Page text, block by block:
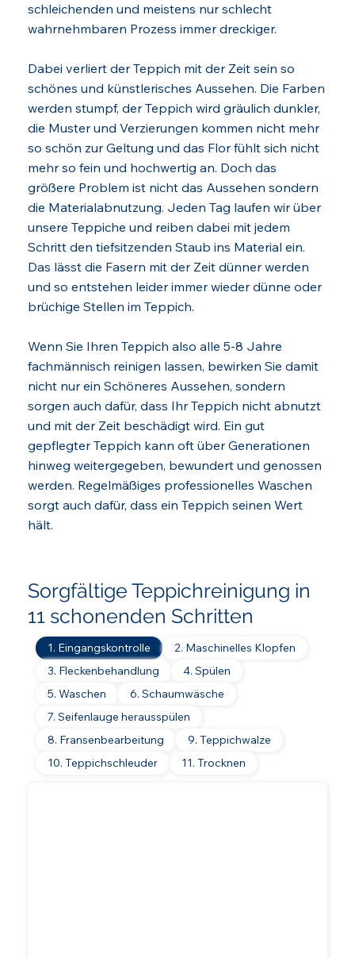
schleichenden und meistens nur schlecht
wahrnehmbaren Prozess immer dreckiger.
Dabei verliert der Teppich mit der Zeit sein so
schönes und künstlerisches Aussehen. Die Farben
werden stumpf, der Teppich wird gräulich dunkler,
die Muster und Verzierungen kommen nicht mehr
so schön zur Geltung und das Flor fühlt sich nicht
mehr so fein und hochwertig an. Doch das
größere Problem ist nicht das Aussehen sondern
die Materialabnutzung. Jeden Tag laufen wir über
unsere Teppiche und reiben dabei mit jedem
Schritt den tiefsitzenden Staub ins Material ein.
Das lässt die Fasern mit der Zeit dünner werden
und so entstehen leider immer wieder dünne oder
brüchige Stellen im Teppich.
Wenn Sie Ihren Teppich also alle 5-8 Jahre
fachmännisch reinigen lassen, bewirken Sie damit
nicht nur ein Schöneres Aussehen, sondern
sorgen auch dafür, dass Ihr Teppich nicht abnutzt
und mit der Zeit beschädigt wird. Ein gut
gepflegter Teppich kann oft über Generationen
hinweg weitergegeben, bewundert und genossen
werden. Regelmäßiges professionelles Waschen
sorgt auch dafür, dass ein Teppich seinen Wert
hält.
1. Eingangskontrolle
2. Maschinelles Klopfen
3. Fleckenbehandlung
4. Spülen
5. Waschen
6. Schaumwäsche
7. Seifenlauge herausspülen
8. Fransenbearbeitung
9. Teppichwalze
10. Teppichschleuder
11. Trocknen
Sorgfältige Teppichreinigung in
11 schonenden Schritten